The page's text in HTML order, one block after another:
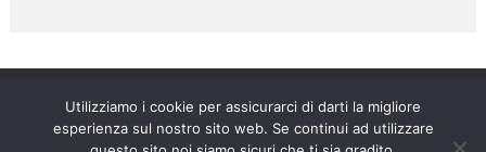
Umanità Nova © 2026
Utilizziamo i cookie per assicurarci di darti la migliore
esperienza sul nostro sito web. Se continui ad utilizzare